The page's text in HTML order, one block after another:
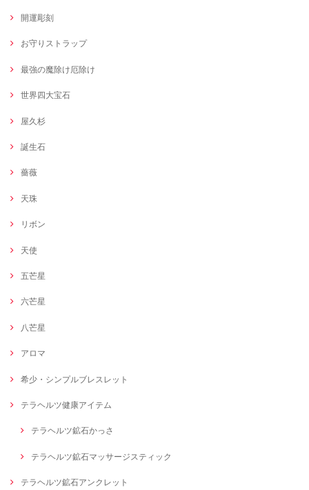
開運彫刻
お守りストラップ
最強の魔除け厄除け
世界四大宝石
屋久杉
誕生石
薔薇
天珠
リボン
天使
五芒星
六芒星
八芒星
アロマ
希少・シンプルブレスレット
テラヘルツ健康アイテム
テラヘルツ鉱石かっさ
テラヘルツ鉱石マッサージスティック
テラヘルツ鉱石アンクレット